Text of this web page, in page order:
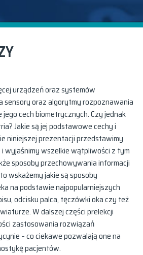
urządzeń oraz systemów
sensory oraz algorytmy rozpoznawania
cech biometrycznych. Czy jednak
Jakie są jej podstawowe cechy i
niniejszej prezentacji przedstawimy
wyjaśnimy wszelkie wątpliwości z tym
sposoby przechowywania informacji
wskażemy jakie są sposoby
na podstawie najpopularniejszych
odcisku palca, tęczówki oka czy też
W dalszej części prelekcji
zastosowania rozwiązań
– co ciekawe pozwalają one na
pacjentów.